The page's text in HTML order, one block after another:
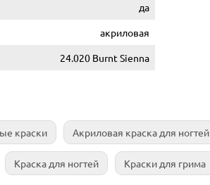
да
акриловая
24.020 Burnt Sienna
краски Акриловая краска для ногтей
Краска для ногтей Краски для грима